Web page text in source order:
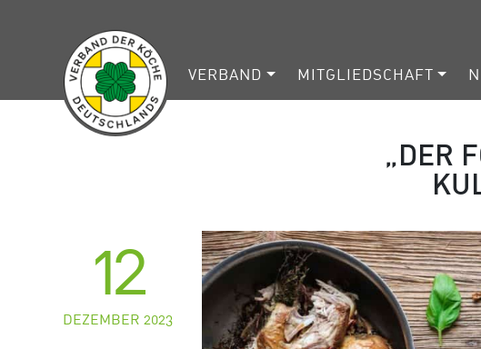
VERBAND MITGLIEDSCHAFT
„DER
12
DEZEMBER 2023